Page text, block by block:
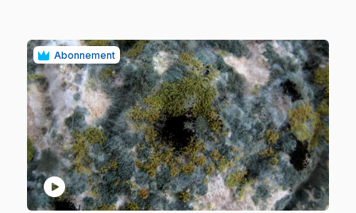
Abonnement
play_circle